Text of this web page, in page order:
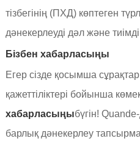
тізбегінің (ПХД) көптеген
дәнекерлеуді дәл және
Бізбен хабарласыңы
Егер сізде қосымша
қажеттіліктері бойынша
хабарласыңыбүгін!
барлық дәнекерлеу